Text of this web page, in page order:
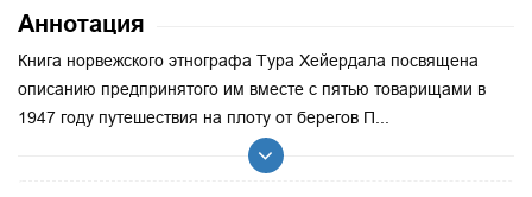
Аннотация
Книга норвежского этнографа Тура Хейердала посвящена
описанию предпринятого им вместе с пятью товарищами в
1947 году путешествия на плоту от берегов П...